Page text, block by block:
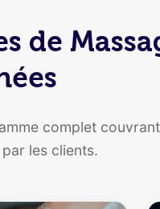
de
complet
les clients.